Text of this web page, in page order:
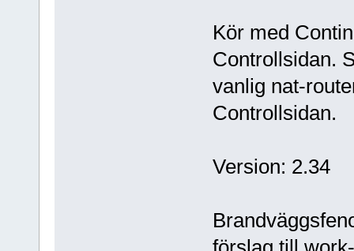
Kör med
Controllsidan.
vanlig nat-
Controllsidan.
Version: 2.34